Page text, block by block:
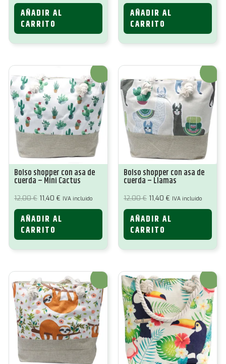
original
era:
13,50 €.
actual
12,83 €.
AÑADIR AL
CARRITO
original
era:
13,50 €.
actual
12,83 €.
AÑADIR AL
CARRITO
¡Oferta!
Bolso shopper con asa de
cuerda – Mini Cactus
12,00€ El
original
era:
12,00 €.
11,40 € El
actual
11,40 €.
IVA incluido
AÑADIR AL
CARRITO
¡Oferta!
Bolso shopper con asa de
cuerda – Llamas
12,00€ El
original
era:
12,00 €.
11,40 € El
actual
11,40 €.
IVA incluido
AÑADIR AL
CARRITO
¡Oferta! ¡Oferta!